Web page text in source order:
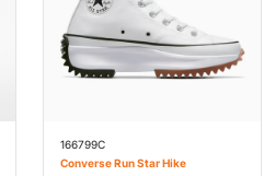
166799C
Converse Run Star Hike